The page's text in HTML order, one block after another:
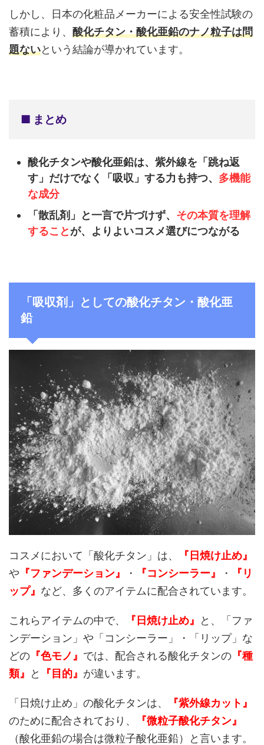
しかし、日本の化粧品メーカーによる安全性試験の
蓄積により、 酸化チタン・酸化亜鉛のナノ粒子は問
題ないという結論が導かれています。
■ まとめ
酸化チタンや酸化亜鉛は、紫外線を「跳ね返
す」だけでなく「吸収」する力も持つ、 多機能
な成分
「散乱剤」と一言で片づけず、 その本質を理解
することが、よりよいコスメ選びにつながる
「吸収剤」としての酸化チタン・酸化亜
鉛
コスメにおいて「酸化チタン」は、
『日焼け止め』
や 『ファンデーション』 ・ 『コンシーラー』 ・
『リ
ップ』 など、多くのアイテムに配合されています。
これらアイテムの中で、 『日焼け止め』
と、「ファ
ンデーション」や「コンシーラー」・「リップ」な
どの 『色モノ』 では、配合される酸化チタンの 『種
類』
と 『目的』 が違います。
「日焼け止め」の酸化チタンは、
『紫外線カット』
のために配合されており、
『微粒子酸化チタン』
（酸化亜鉛の場合は微粒子酸化亜鉛）と言います。